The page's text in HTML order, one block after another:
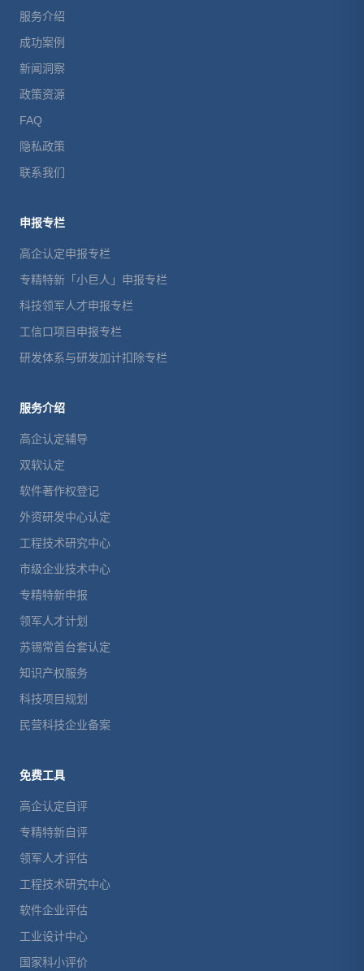
服务介绍
成功案例
新闻洞察
政策资源
FAQ
隐私政策
联系我们
申报专栏
高企认定申报专栏
专精特新「小巨人」申报专栏
科技领军人才申报专栏
工信口项目申报专栏
研发体系与研发加计扣除专栏
服务介绍
高企认定辅导
双软认定
软件著作权登记
外资研发中心认定
工程技术研究中心
市级企业技术中心
专精特新申报
领军人才计划
苏锡常首台套认定
知识产权服务
科技项目规划
民营科技企业备案
免费工具
高企认定自评
专精特新自评
领军人才评估
工程技术研究中心
软件企业评估
工业设计中心
国家科小评价